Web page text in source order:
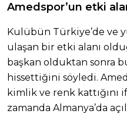
Amedspor’un etki
Kulübün Türkiye’de ve
ulaşan bir etki alanı
başkan olduktan sonra
hissettiğini söyledi.
kimlik ve renk kattığını
zamanda Almanya’da